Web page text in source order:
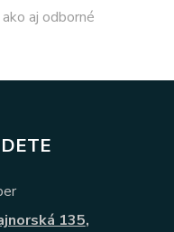
aj odborné
135,